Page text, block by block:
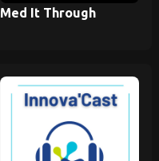
Med It Through